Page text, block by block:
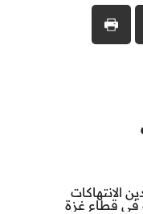
الانتهاكات
في قطاع غزة